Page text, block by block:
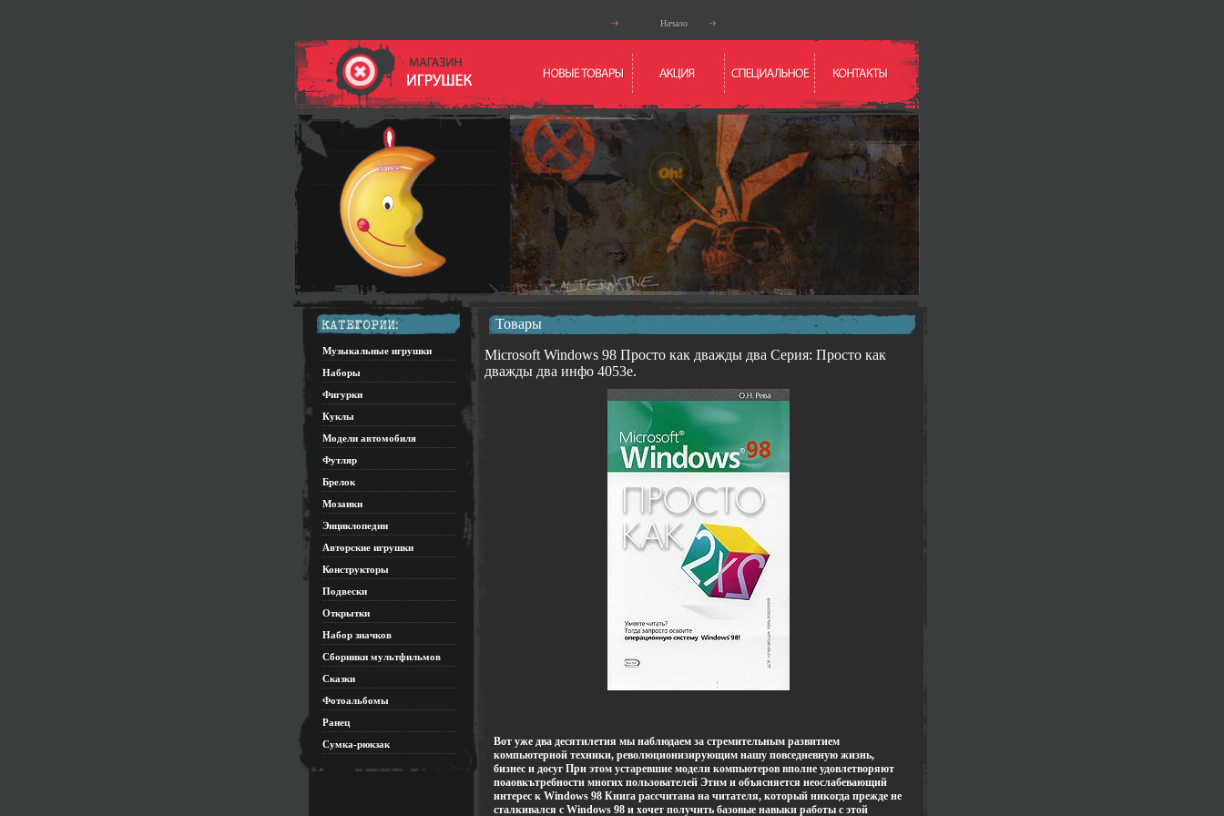
Начало
Музыкальные игрушки
Наборы
Фигурки
Куклы
Модели автомобиля
Футляр
Брелок
Мозаики
Энциклопедии
Авторские игрушки
Конструкторы
Подвески
Открытки
Набор значков
Сборники мультфильмов
Сказки
Фотоальбомы
Ранец
Сумка-рюкзак
Товары
Microsoft Windows 98 Просто как дважды два Серия: Просто как
дважды два инфо 4053e.
Вот уже два десятилетия мы наблюдаем за стремительным развитием
компьютерной техники, революционизирующим нашу повседневную жизнь,
бизнес и досуг При этом устаревшие модели компьютеров вполне удовлетворяют
поаовкътребности многих пользователей Этим и объясняется неослабевающий
интерес к Windows 98 Книга рассчитана на читателя, который никогда прежде не
сталкивался с Windows 98 и хочет получить базовые навыки работы с этой